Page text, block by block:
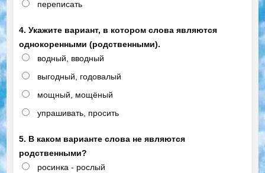
переписать
4. Укажите вариант, в котором слова являются
однокоренными (родственными).
водный, вводный
выгодный, годовалый
мощный, мощёный
упрашивать, просить
5. В каком варианте слова не являются
родственными?
росинка - рослый